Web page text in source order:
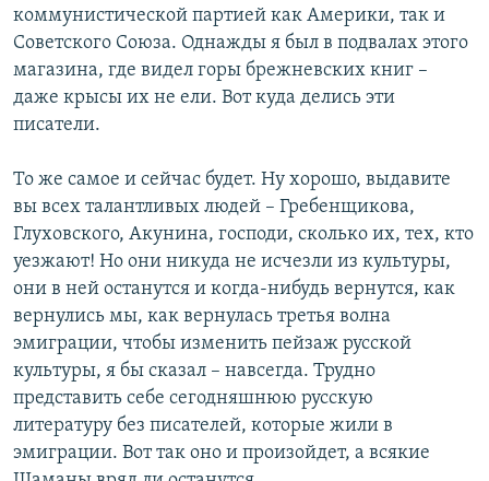
коммунистической партией как Америки, так и
Советского Союза. Однажды я был в подвалах этого
магазина, где видел горы брежневских книг –
даже крысы их не ели. Вот куда делись эти
писатели.
То же самое и сейчас будет. Ну хорошо, выдавите
вы всех талантливых людей – Гребенщикова,
Глуховского, Акунина, господи, сколько их, тех, кто
уезжают! Но они никуда не исчезли из культуры,
они в ней останутся и когда-нибудь вернутся, как
вернулись мы, как вернулась третья волна
эмиграции, чтобы изменить пейзаж русской
культуры, я бы сказал – навсегда. Трудно
представить себе сегодняшнюю русскую
литературу без писателей, которые жили в
эмиграции. Вот так оно и произойдет, а всякие